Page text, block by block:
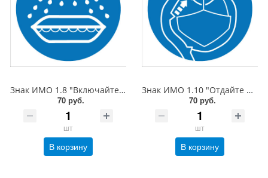
Знак ИМО 1.8 "Включайте водяное орошение", 150x150 мм, фотолюм, пленка
70 руб.
шт
В корзину
Знак ИМО 1.10 "Отдайте найтовы", 150x150 мм, фотолюм, пленка
70 руб.
шт
В корзину